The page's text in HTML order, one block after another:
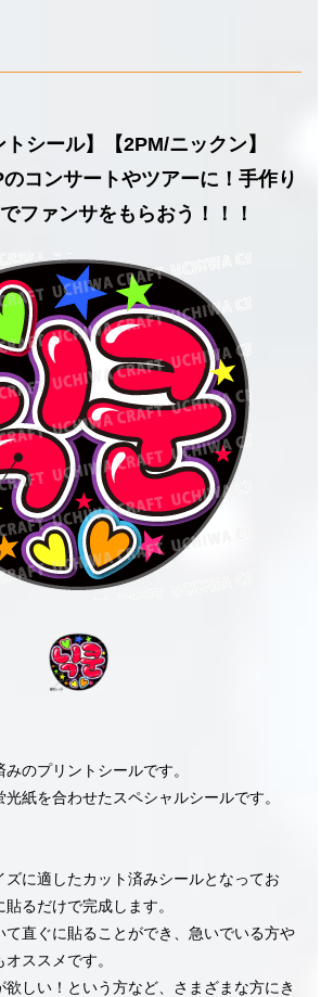
トシール】【2PM/ニックン】
コンサートやツアーに！手作り
ファンサをもらおう！！！
のプリントシールです。
紙を合わせたスペシャルシールです。
ズに適したカット済みシールとなってお
るだけで完成します。
て直ぐに貼ることができ、急いでいる方や
ススメです。
しい！という方など、さまざまな方にき